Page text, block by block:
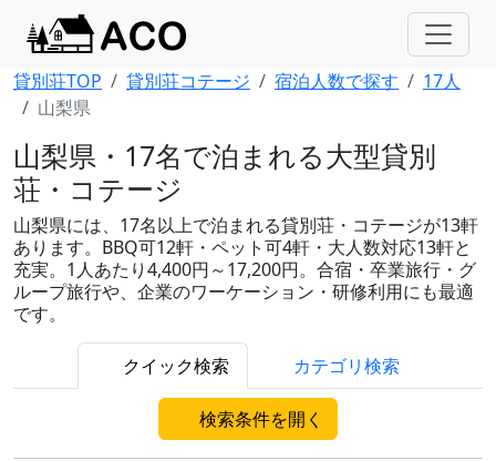
貸別荘TOP 貸別荘コテージ 宿泊人数で探す
17人
山梨県
山梨県・17名で泊まれる大型貸別
荘・コテージ
山梨県には、17名以上で泊まれる貸別荘・コテージが13軒
あります。BBQ可12軒・ペット可4軒・大人数対応13軒と
充実。1人あたり4,400円～17,200円。合宿・卒業旅行・グ
ループ旅行や、企業のワーケーション・研修利用にも最適
です。
クイック検索 カテゴリ検索
検索条件を開く